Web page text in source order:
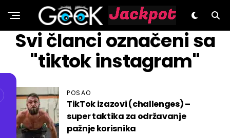
GeeK.hr
Svi članci označeni sa
"tiktok instagram"
POSAO
TikTok izazovi (challenges) –
super taktika za održavanje
pažnje korisnika